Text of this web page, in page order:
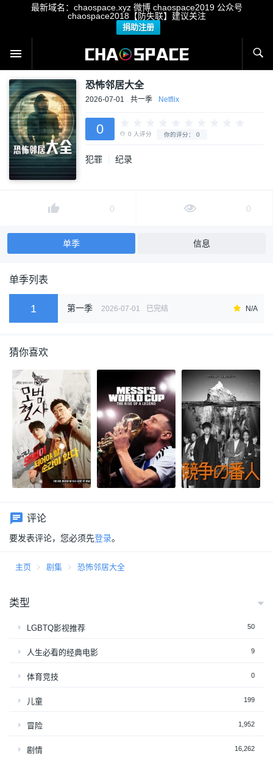
最新域名：chaospace.xyz 微博 chaospace2019 公众号
chaospace2018【防失联】建议关注
捐助注册
恐怖邻居大全
2026-07-01 共一季 Netflix
0
犯罪 纪录
0 0
单季 信息
单季列表
1 第一季 2026-07-01 已完结 N/A
猜你喜欢
评论
要发表评论，您必须先登录。
主页 剧集 恐怖邻居大全
类型
LGBTQ影视推荐 50
人生必看的经典电影 9
体育竞技 0
儿童 199
冒险 1,952
剧情 16,262